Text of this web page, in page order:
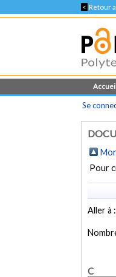
< Retour
Se
Pour
Aller à
C